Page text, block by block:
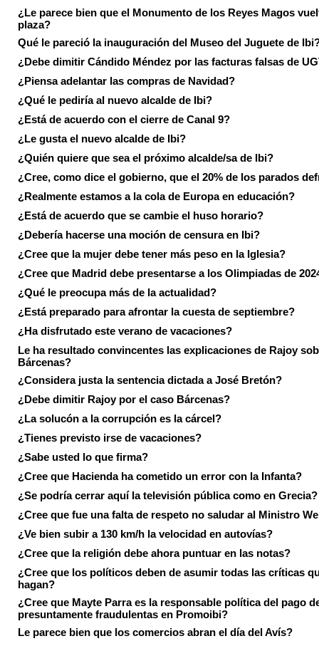
¿Le parece bien que el Monumento de los Reyes Magos
plaza?
Qué le pareció la inauguración del Museo del Juguete de
¿Debe dimitir Cándido Méndez por las facturas falsas de
¿Piensa adelantar las compras de Navidad?
¿Qué le pediría al nuevo alcalde de Ibi?
¿Está de acuerdo con el cierre de Canal 9?
¿Le gusta el nuevo alcalde de Ibi?
¿Quién quiere que sea el próximo alcalde/sa de Ibi?
¿Cree, como dice el gobierno, que el 20% de los parados
¿Realmente estamos a la cola de Europa en educación?
¿Está de acuerdo que se cambie el huso horario?
¿Debería hacerse una moción de censura en Ibi?
¿Cree que la mujer debe tener más peso en la Iglesia?
¿Cree que Madrid debe presentarse a los Olimpiadas de
¿Qué le preocupa más de la actualidad?
¿Está preparado para afrontar la cuesta de septiembre?
¿Ha disfrutado este verano de vacaciones?
Le ha resultado convincentes las explicaciones de Rajoy
Bárcenas?
¿Considera justa la sentencia dictada a José Bretón?
¿Debe dimitir Rajoy por el caso Bárcenas?
¿La solucón a la corrupción es la cárcel?
¿Tienes previsto irse de vacaciones?
¿Sabe usted lo que firma?
¿Cree que Hacienda ha cometido un error con la Infanta?
¿Se podría cerrar aquí la televisión pública como en Grecia?
¿Cree que fue una falta de respeto no saludar al Ministro
¿Ve bien subir a 130 km/h la velocidad en autovías?
¿Cree que la religión debe ahora puntuar en las notas?
¿Cree que los políticos deben de asumir todas las críticas
hagan?
¿Cree que Mayte Parra es la responsable política del pago
presuntamente fraudulentas en Promoibi?
Le parece bien que los comercios abran el día del Avís?